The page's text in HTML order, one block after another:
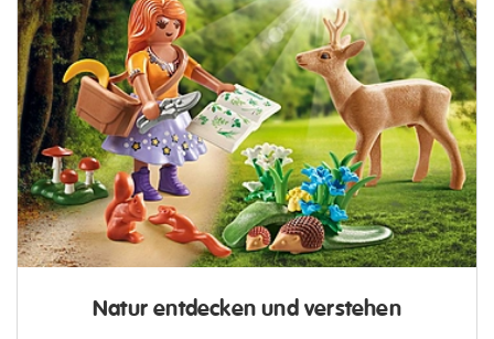
Natur entdecken und verstehen